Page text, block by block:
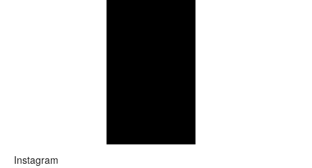
Instagram